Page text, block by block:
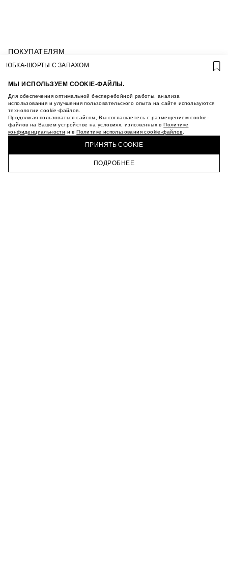
МЫ ИСПОЛЬЗУЕМ COOKIE-ФАЙЛЫ.
Для обеспечения оптимальной бесперебойной работы, анализа
использования и улучшения пользовательского опыта на сайте используются
технологии cookie-файлов.
Продолжая пользоваться сайтом, Вы соглашаетесь с размещением cookie-
файлов на Вашем устройстве на условиях, изложенных вПолитике
конфиденциальности и вПолитике использования cookie-файлов
ПРИНЯТЬ COOKIE
ПОДРОБНЕЕ
ГЛАВНАЯ КАТАЛОГ КОРЗИНА ПРОФИЛЬ
ПОКУПАТЕЛЯМ
УСЛОВИЯ ИСПОЛЬЗОВАНИЯ ПОДАРОЧНЫХ
ПОЛИТИКА КОНФИДЕНЦИАЛЬНОСТИ
УСЛОВИЯ ПОКУПКИ
О НАС
МАГАЗИНЫ
КАРЬЕРА
ТЕЛЕГРАМ
ПОДПИСАТЬСЯ НА НОВОСТИ
ЮБКА-ШОРТЫ С ЗАПАХОМ
КУПИТЬ + ПОЛУЧИТЬ В МАГАЗИНЕ MAAG